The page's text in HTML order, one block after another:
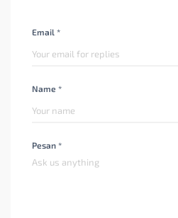
Email *
Name *
Pesan *